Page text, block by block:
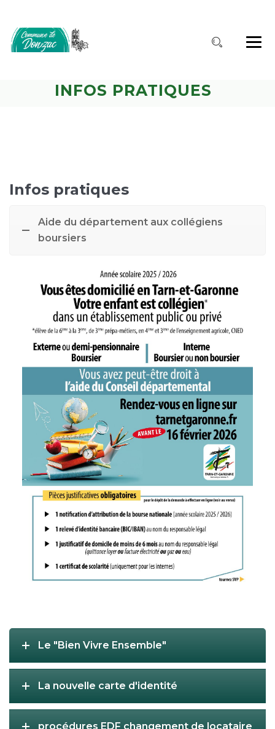
INFOS PRATIQUES
Infos pratiques
Aide du département aux collégiens
boursiers
Le "Bien Vivre Ensemble"
La nouvelle carte d'identité
procédures EDF changement de locataire